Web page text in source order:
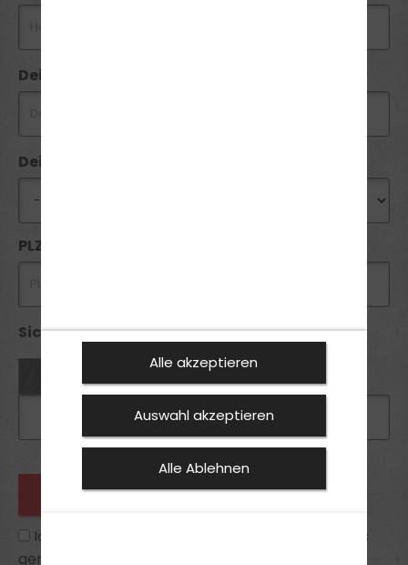
Dein Wunschtermin
Deine Wunschfiliale
PLZ *
Sicherheitsabfrage *:
Ich habe die
zur Kenntnis
genommen und bin mit ihnen einverstanden.
Alle akzeptieren
Auswahl akzeptieren
Alle Ablehnen